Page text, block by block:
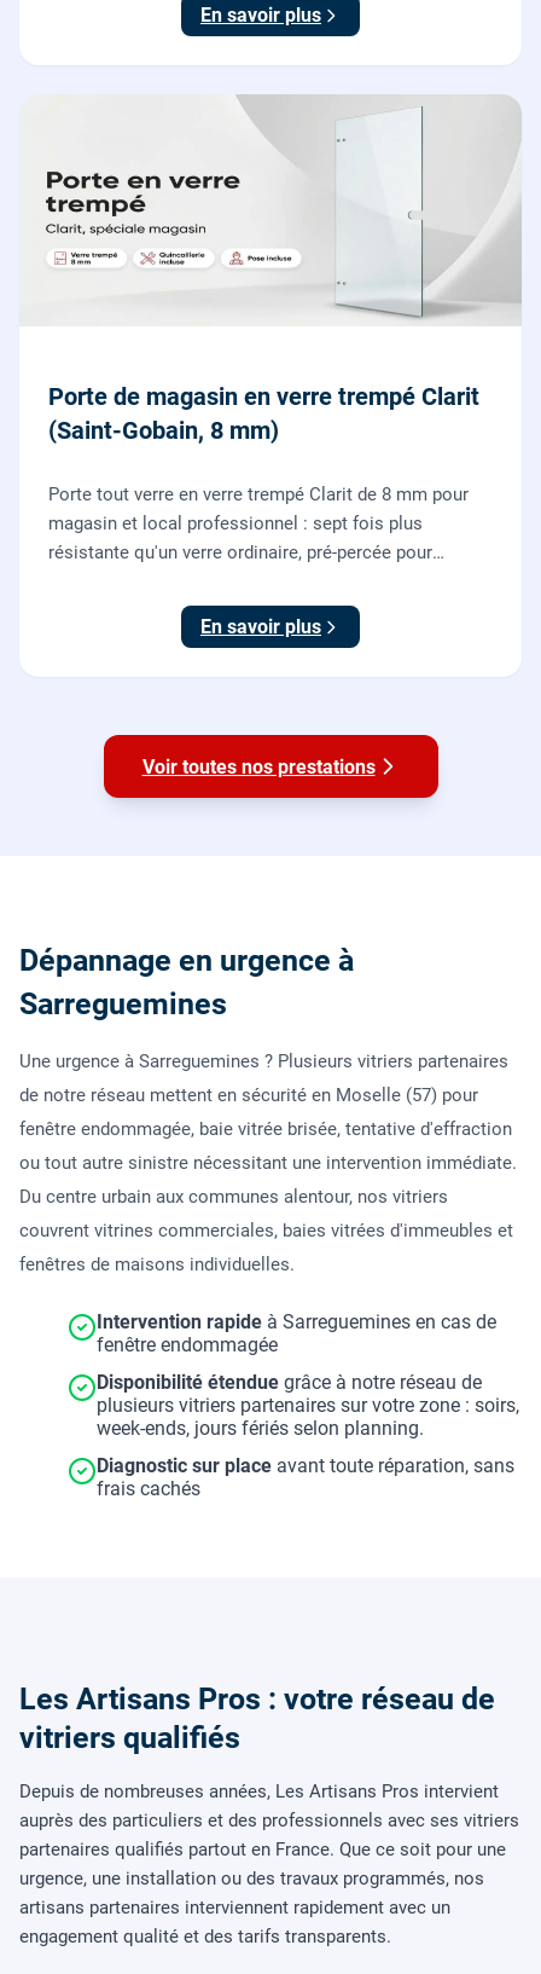
En savoir plus
Porte de magasin en verre trempé Clarit
(Saint-Gobain, 8 mm)
Porte tout verre en verre trempé Clarit de 8 mm pour
magasin et local professionnel : sept fois plus
résistante qu'un verre ordinaire, pré-percée pour
avec sa quincaillerie (pivots, serrure, poignée).
En savoir plus
Voir toutes nos prestations
Dépannage en urgence à
Sarreguemines
Une urgence à Sarreguemines ? Plusieurs vitriers partenaires
de notre réseau mettent en sécurité en Moselle (57) pour
fenêtre endommagée, baie vitrée brisée, tentative d'effraction
ou tout autre sinistre nécessitant une intervention immédiate.
Du centre urbain aux communes alentour, nos vitriers
couvrent vitrines commerciales, baies vitrées d'immeubles et
fenêtres de maisons individuelles.
Intervention rapide à Sarreguemines en cas de
fenêtre endommagée
Disponibilité étendue grâce à notre réseau de
plusieurs vitriers partenaires sur votre zone : soirs,
week-ends, jours fériés selon planning.
Diagnostic sur place avant toute réparation, sans
frais cachés
Les Artisans Pros : votre réseau de
vitriers qualifiés
Depuis de nombreuses années, Les Artisans Pros intervient
auprès des particuliers et des professionnels avec ses vitriers
partenaires qualifiés partout en France. Que ce soit pour une
urgence, une installation ou des travaux programmés, nos
artisans partenaires interviennent rapidement avec un
engagement qualité et des tarifs transparents.